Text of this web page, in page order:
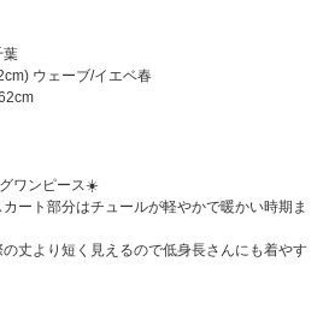
葉
ウェーブ/イエベ春
ワンピース☀️
ート部分はチュールが軽やかで暖かい時期ま
丈より短く見えるので低身長さんにも着やす